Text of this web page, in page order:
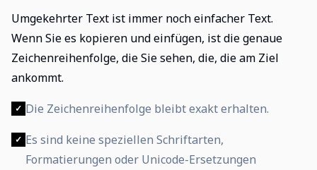
Umgekehrter Text ist immer noch einfacher Text.
Wenn Sie es kopieren und einfügen, ist die genaue
Zeichenreihenfolge, die Sie sehen, die, die am Ziel
ankommt.
✓ Die Zeichenreihenfolge bleibt exakt erhalten.
✓ Es sind keine speziellen Schriftarten,
Formatierungen oder Unicode-Ersetzungen